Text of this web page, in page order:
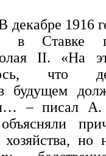
декабре 1916
в Ставке
II. «На
что
будущем
– писал
хозяйства, но